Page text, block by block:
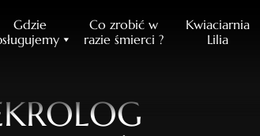
Gdzie
Co zrobić w
razie śmierci ?
Kwiaciarnia
Lilia